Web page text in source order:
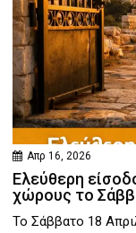
Απρ 16, 2026
Ελεύθερη
χώρους το
Το Σάββατο 18